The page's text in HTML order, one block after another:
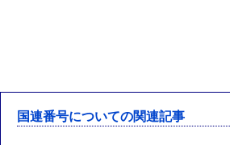
国連番号についての関連記事